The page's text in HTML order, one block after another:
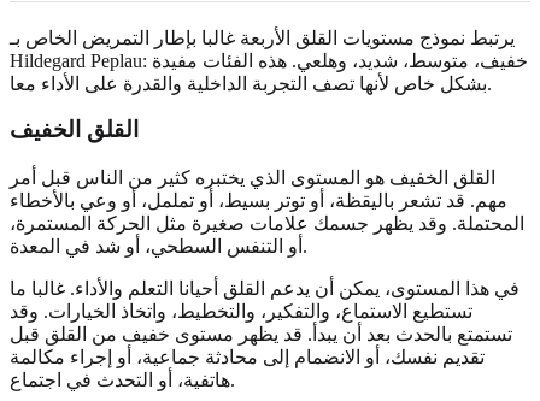
يرتبط نموذج مستويات القلق الأربعة غالبا بإطار التمريض الخاص بـ
Hildegard Peplau: خفيف، متوسط، شديد، وهلعي. هذه الفئات مفيدة
بشكل خاص لأنها تصف التجربة الداخلية والقدرة على الأداء معا.
القلق الخفيف
القلق الخفيف هو المستوى الذي يختبره كثير من الناس قبل أمر
مهم. قد تشعر باليقظة، أو توتر بسيط، أو تململ، أو وعي بالأخطاء
المحتملة. وقد يظهر جسمك علامات صغيرة مثل الحركة المستمرة،
أو التنفس السطحي، أو شد في المعدة.
في هذا المستوى، يمكن أن يدعم القلق أحيانا التعلم والأداء. غالبا ما
تستطيع الاستماع، والتفكير، والتخطيط، واتخاذ الخيارات. وقد
تستمتع بالحدث بعد أن يبدأ. قد يظهر مستوى خفيف من القلق قبل
تقديم نفسك، أو الانضمام إلى محادثة جماعية، أو إجراء مكالمة
هاتفية، أو التحدث في اجتماع.